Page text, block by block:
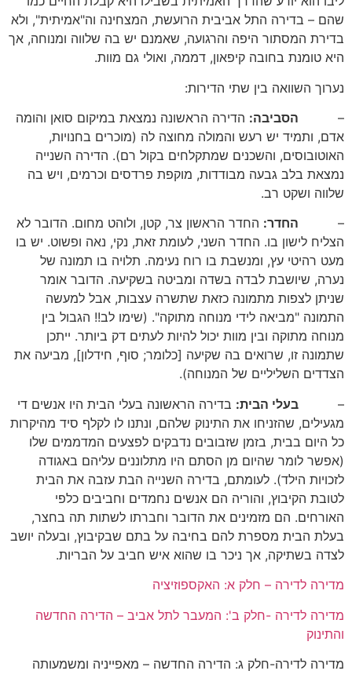
שהם – בדירה התל אביבית הרועשת, המצחינה וה"אמיתית", ולא
בדירת המסתור היפה והרגועה, שאמנם יש בה שלווה ומנוחה, אך
היא טומנת בחובה קיפאון, דממה, ואולי גם מוות.
נערוך השוואה בין שתי הדירות:
– הסביבה: הדירה הראשונה נמצאת במיקום סואן והומה
אדם, ותמיד יש רעש והמולה מחוצה לה (מוכרים בחנויות,
האוטובוסים, והשכנים שמתקלחים בקול רם). הדירה השנייה
נמצאת בלב גבעה מבודדות, מוקפת פרדסים וכרמים, ויש בה
שלווה ושקט רב.
– החדר: החדר הראשון צר, קטן, ולוהט מחום. הדובר לא
הצליח לישון בו. החדר השני, לעומת זאת, נקי, נאה ופשוט. יש בו
מעט רהיטי עץ, ומנשבת בו רוח נעימה. תלויה בו תמונה של
נערה, שיושבת לבדה בשדה ומביטה בשקיעה. הדובר אומר
שניתן לצפות מתמונה כזאת שתשרה עצבות, אבל למעשה
התמונה "מביאה לידי מנוחה מתוקה". (שימו לב!! הגבול בין
מנוחה מתוקה ובין מוות יכול להיות לעתים דק ביותר. ייתכן
שתמונה זו, שרואים בה שקיעה [כלומר; סוף, חידלון], מביעה את
הצדדים השליליים של המנוחה).
– בעלי הבית: בדירה הראשונה בעלי הבית היו אנשים די
מגעילים, שהזניחו את התינוק שלהם, ונתנו לו לקלף סיד מהיקרות
כל היום בבית, בזמן שזבובים נדבקים לפצעים המדממים שלו
(אפשר לומר שהיום מן הסתם היו מתלוננים עליהם באגודה
לזכויות הילד). לעומתם, בדירה השנייה הבת עזבה את הבית
לטובת הקיבוץ, והוריה הם אנשים נחמדים וחביבים כלפי
האורחים. הם מזמינים את הדובר וחברתו לשתות תה בחצר,
בעלת הבית מספרת להם בחיבה על בתם שבקיבוץ, ובעלה יושב
לצדה בשתיקה, אך ניכר בו שהוא איש חביב על הבריות.
מדירה לדירה – חלק א: האקספוזיציה
מדירה לדירה -חלק ב': המעבר לתל אביב – הדירה החדשה
והתינוק
מדירה לדירה-חלק ג: הדירה החדשה – מאפייניה ומשמעותה